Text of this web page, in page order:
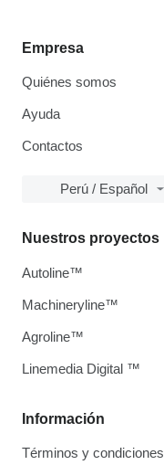
Empresa
Quiénes somos
Ayuda
Contactos
Perú / Español
Información
Términos y condiciones
Nuestros proyectos
Autoline™
Machineryline™
Agroline™
Linemedia Digital ™